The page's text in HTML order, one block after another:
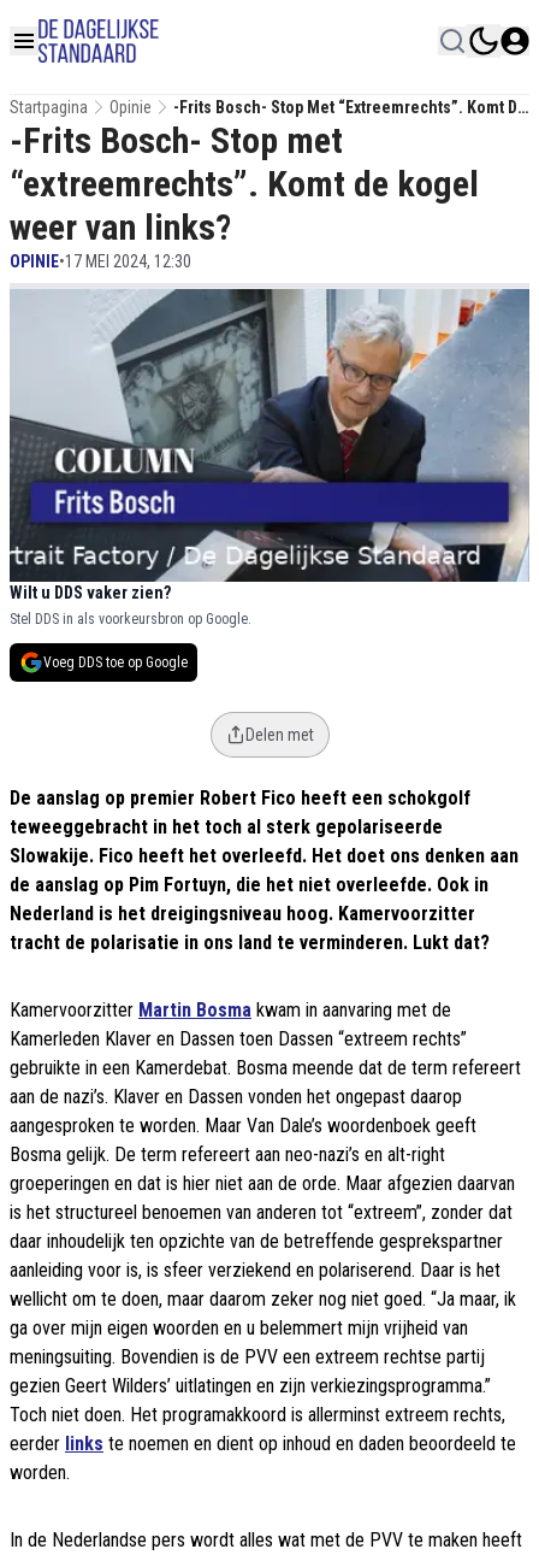
Startpagina Opinie
-Frits Bosch- Stop Met “extreemrechts”. Komt De
Kogel Weer Van Links?
-Frits Bosch- Stop met
“extreemrechts”. Komt de kogel
weer van links?
OPINIE•17 MEI 2024, 12:30
Wilt u DDS vaker zien?
Stel DDS in als voorkeursbron op Google.
Voeg DDS toe op Google
Delen met
De aanslag op premier Robert Fico heeft een schokgolf
teweeggebracht in het toch al sterk gepolariseerde
Slowakije. Fico heeft het overleefd. Het doet ons denken aan
de aanslag op Pim Fortuyn, die het niet overleefde. Ook in
Nederland is het dreigingsniveau hoog. Kamervoorzitter
tracht de polarisatie in ons land te verminderen. Lukt dat?
Kamervoorzitter Martin Bosma kwam in aanvaring met de
Kamerleden Klaver en Dassen toen Dassen “extreem rechts”
gebruikte in een Kamerdebat. Bosma meende dat de term refereert
aan de nazi’s. Klaver en Dassen vonden het ongepast daarop
aangesproken te worden. Maar Van Dale’s woordenboek geeft
Bosma gelijk. De term refereert aan neo-nazi’s en alt-right
groeperingen en dat is hier niet aan de orde. Maar afgezien daarvan
is het structureel benoemen van anderen tot “extreem”, zonder dat
daar inhoudelijk ten opzichte van de betreffende gesprekspartner
aanleiding voor is, is sfeer verziekend en polariserend. Daar is het
wellicht om te doen, maar daarom zeker nog niet goed. “Ja maar, ik
ga over mijn eigen woorden en u belemmert mijn vrijheid van
meningsuiting. Bovendien is de PVV een extreem rechtse partij
gezien Geert Wilders’ uitlatingen en zijn verkiezingsprogramma.”
Toch niet doen. Het programakkoord is allerminst extreem rechts,
eerder links te noemen en dient op inhoud en daden beoordeeld te
worden.
In de Nederlandse pers wordt alles wat met de PVV te maken heeft